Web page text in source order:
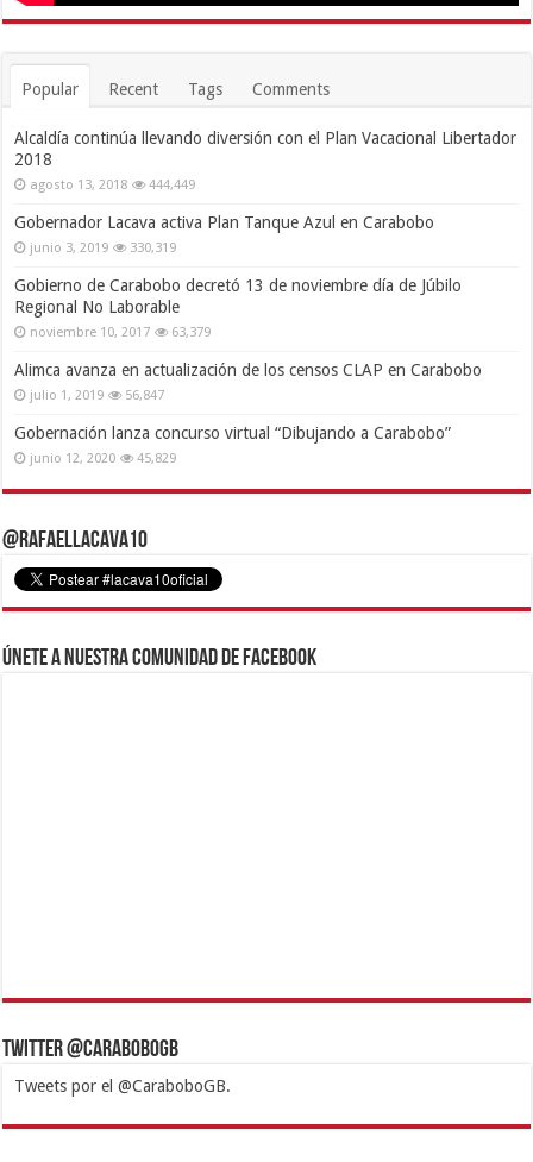
Popular Recent Tags Comments
Alcaldía continúa llevando diversión con el Plan Vacacional Libertador
2018
agosto 13, 2018 444,449
Gobernador Lacava activa Plan Tanque Azul en Carabobo
junio 3, 2019 330,319
Gobierno de Carabobo decretó 13 de noviembre día de Júbilo
Regional No Laborable
noviembre 10, 2017 63,379
Alimca avanza en actualización de los censos CLAP en Carabobo
julio 1, 2019 56,847
Gobernación lanza concurso virtual “Dibujando a Carabobo”
junio 12, 2020 45,829
@RafaelLacava10
Únete a nuestra comunidad de Facebook
Twitter @CaraboboGB
Tweets por el @CaraboboGB.
1xbetBetturkeyBetistKralbetSupertotobetTipobetMatadorbetMariobet
https://mvbcasino.com/